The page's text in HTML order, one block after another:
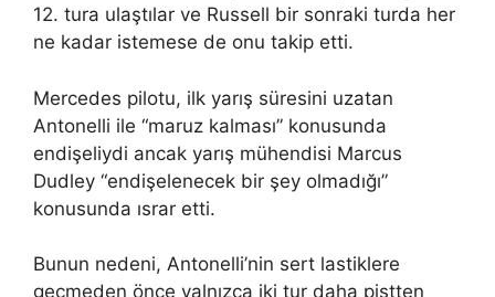
12. tura ulaştılar ve Russell bir sonraki turda her
ne kadar istemese de onu takip etti.
Mercedes pilotu, ilk yarış süresini uzatan
Antonelli ile “maruz kalması” konusunda
endişeliydi ancak yarış mühendisi Marcus
Dudley “endişelenecek bir şey olmadığı”
konusunda ısrar etti.
Bunun nedeni, Antonelli’nin sert lastiklere
geçmeden önce yalnızca iki tur daha pistten